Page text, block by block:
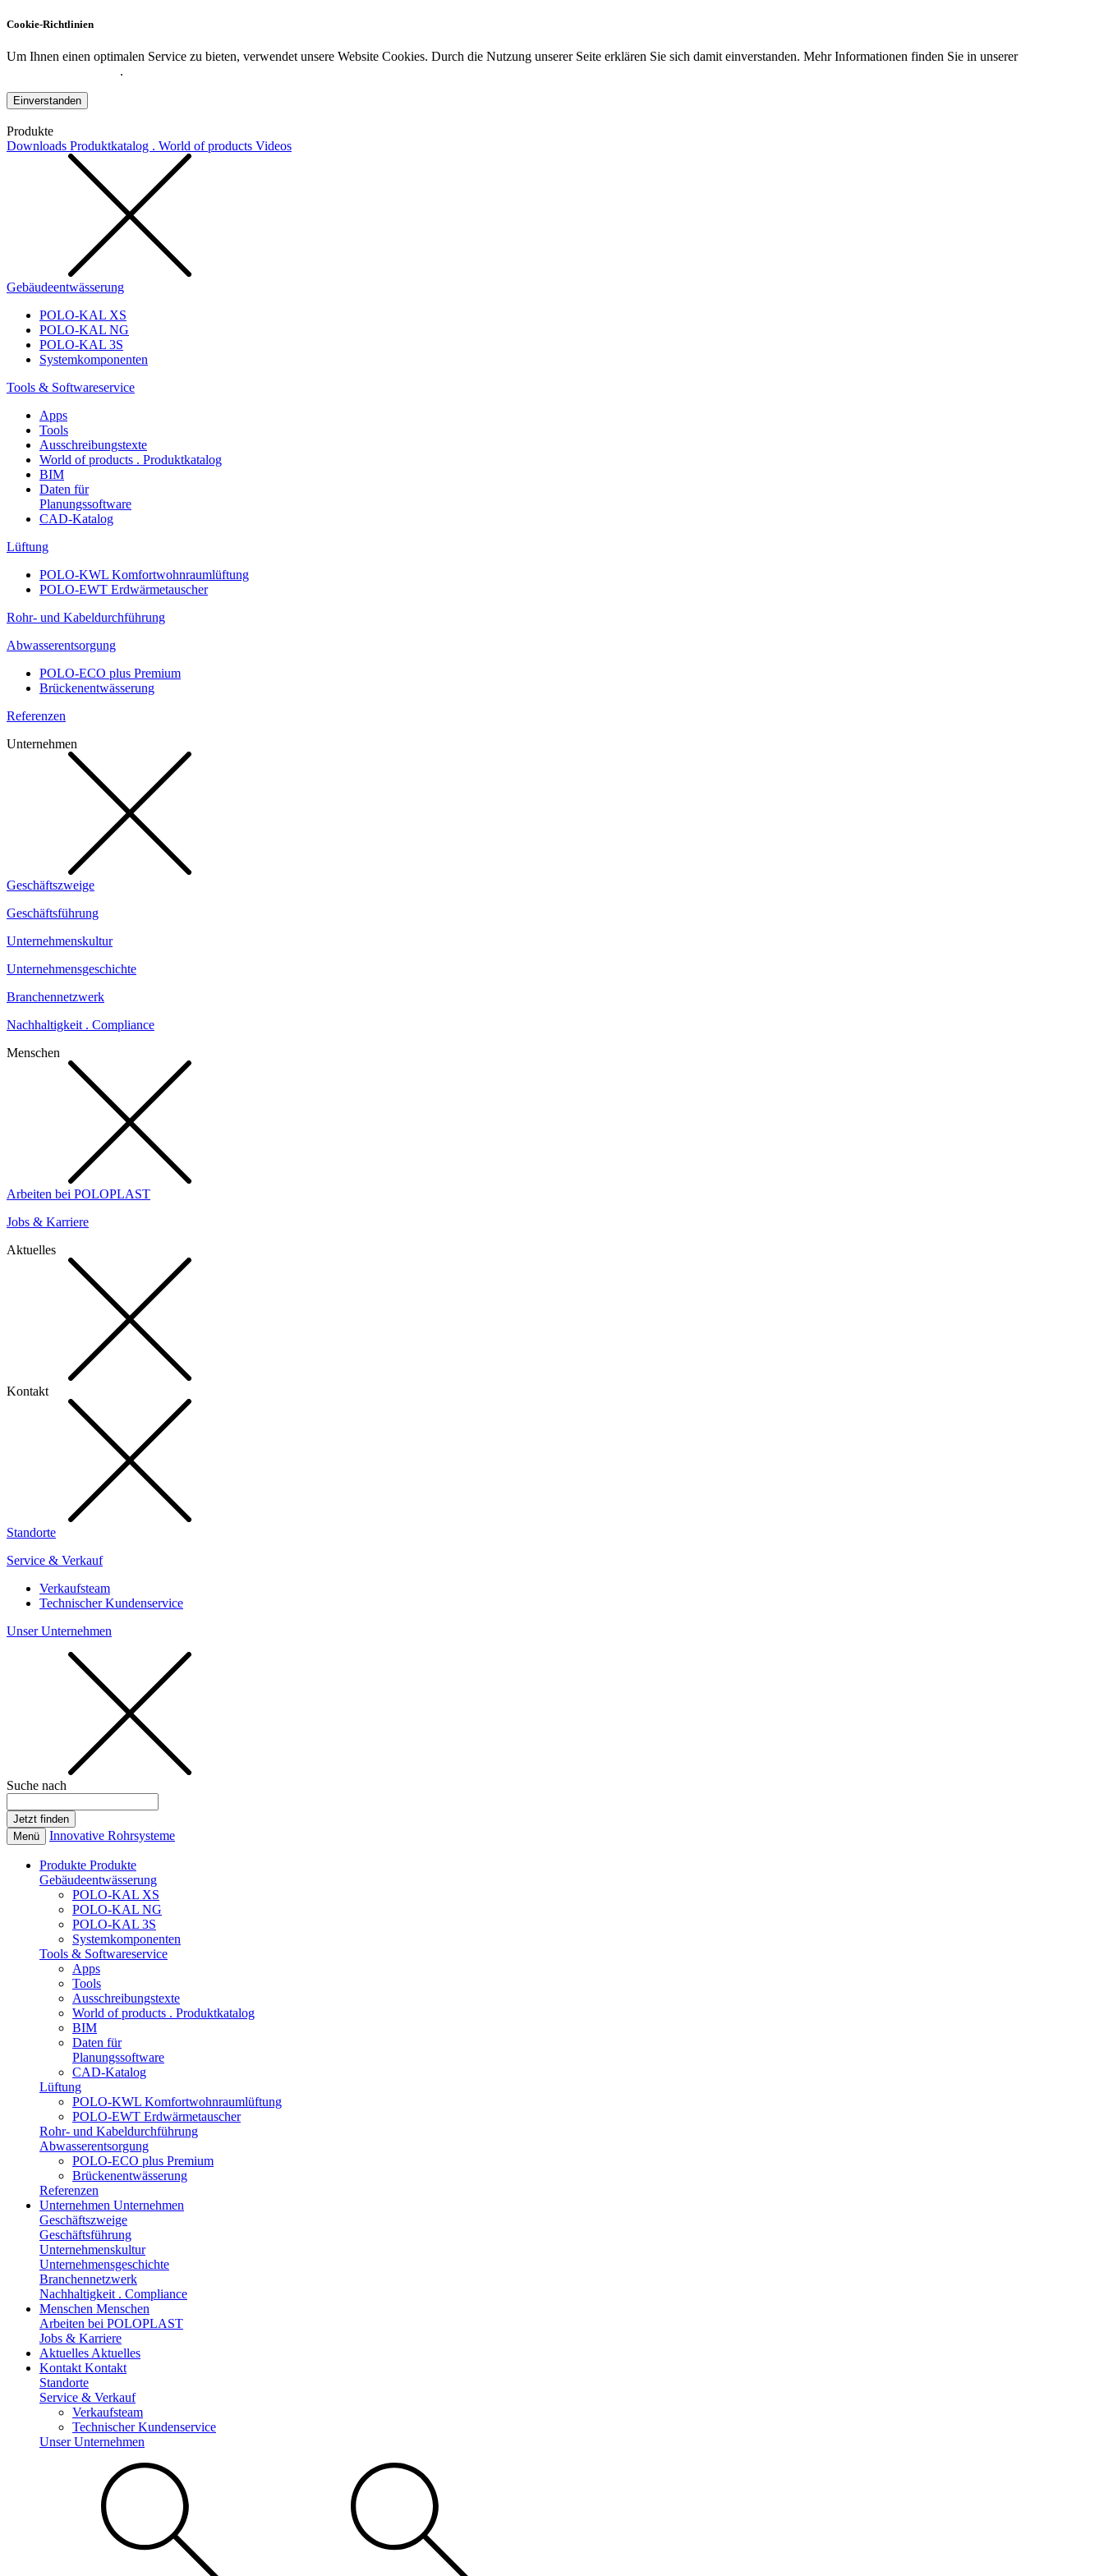
Cookie-Richtlinien
Um Ihnen einen optimalen Service zu bieten, verwendet unsere Website Cookies. Durch die Nutzung unserer Seite erklären Sie sich damit einverstanden. Mehr Informationen finden Sie in unserer
.
Einverstanden
Produkte
Downloads Produktkatalog . World of products Videos
Gebäudeentwässerung
POLO-KAL XS
POLO-KAL NG
POLO-KAL 3S
Systemkomponenten
Tools & Softwareservice
Apps
Tools
Ausschreibungstexte
World of products . Produktkatalog
BIM
Daten für
Planungssoftware
CAD-Katalog
Lüftung
POLO-KWL Komfortwohnraumlüftung
POLO-EWT Erdwärmetauscher
Rohr- und Kabeldurchführung
Abwasserentsorgung
POLO-ECO plus Premium
Brückenentwässerung
Referenzen
Unternehmen
Geschäftszweige
Geschäftsführung
Unternehmenskultur
Unternehmensgeschichte
Branchennetzwerk
Nachhaltigkeit . Compliance
Menschen
Arbeiten bei POLOPLAST
Jobs & Karriere
Aktuelles
Kontakt
Standorte
Service & Verkauf
Verkaufsteam
Technischer Kundenservice
Unser Unternehmen
Suche nach
Menü Innovative Rohrsysteme
Produkte Produkte
Gebäudeentwässerung
POLO-KAL XS
POLO-KAL NG
POLO-KAL 3S
Systemkomponenten
Tools & Softwareservice
Apps
Tools
Ausschreibungstexte
World of products . Produktkatalog
BIM
Daten für
Planungssoftware
CAD-Katalog
Lüftung
POLO-KWL Komfortwohnraumlüftung
POLO-EWT Erdwärmetauscher
Rohr- und Kabeldurchführung
Abwasserentsorgung
POLO-ECO plus Premium
Brückenentwässerung
Referenzen
Unternehmen Unternehmen
Geschäftszweige
Geschäftsführung
Unternehmenskultur
Unternehmensgeschichte
Branchennetzwerk
Nachhaltigkeit . Compliance
Menschen Menschen
Arbeiten bei POLOPLAST
Jobs & Karriere
Aktuelles Aktuelles
Kontakt Kontakt
Standorte
Service & Verkauf
Verkaufsteam
Technischer Kundenservice
Unser Unternehmen